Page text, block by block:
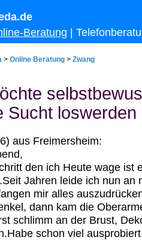
Beratung
> Online Beratung > Zwang
Sucht loswerden
aus Freimersheim:
den ich Heute wage ist
Jahren leide ich nun an
mir alles
dann kam die
schlimm an der Brust,
schon viel